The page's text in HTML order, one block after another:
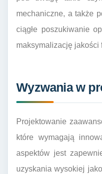
mechaniczne, a także
ciągłe poszukiwanie
maksymalizację jakości
Wyzwania w
Projektowanie
które wymagają
aspektów jest
uzyskania wysokiej